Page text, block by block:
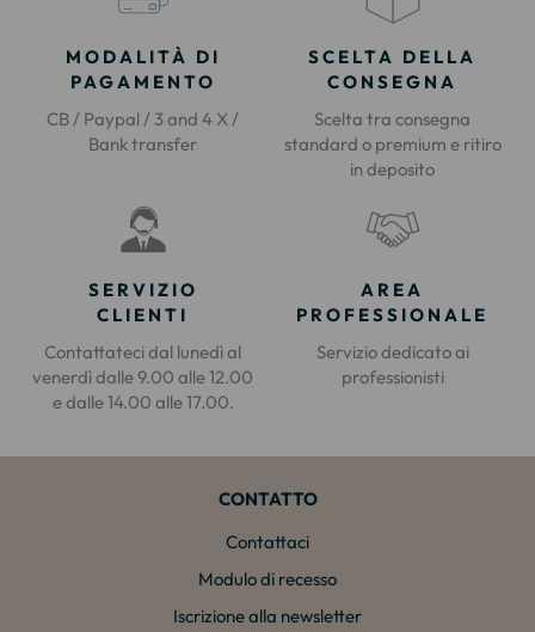
MODALITÀ DI
PAGAMENTO
CB / Paypal / 3 and 4 X /
Bank transfer
SCELTA DELLA
CONSEGNA
Scelta tra consegna
standard o premium e ritiro
in deposito
SERVIZIO
CLIENTI
Contattateci dal lunedì al
venerdì dalle 9.00 alle 12.00
e dalle 14.00 alle 17.00.
AREA
PROFESSIONALE
Servizio dedicato ai
professionisti
CONTATTO
Contattaci
Modulo di recesso
Iscrizione alla newsletter